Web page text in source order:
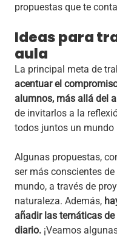
propuestas que te
Ideas para
aula
La principal meta de
acentuar el
alumnos, más allá del
de invitarlos a la
todos juntos un mundo
Algunas propuestas,
ser más conscientes
mundo, a través de
naturaleza. Además,
añadir las temáticas
diario. ¡Veamos